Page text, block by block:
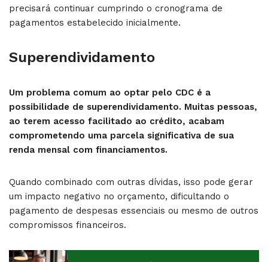
precisará continuar cumprindo o cronograma de
pagamentos estabelecido inicialmente.
Superendividamento
Um problema comum ao optar pelo CDC é a
possibilidade de superendividamento. Muitas pessoas,
ao terem acesso facilitado ao crédito, acabam
comprometendo uma parcela significativa de sua
renda mensal com financiamentos.
Quando combinado com outras dívidas, isso pode gerar
um impacto negativo no orçamento, dificultando o
pagamento de despesas essenciais ou mesmo de outros
compromissos financeiros.